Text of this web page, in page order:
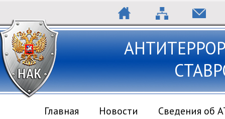
Главная Новости Сведения об